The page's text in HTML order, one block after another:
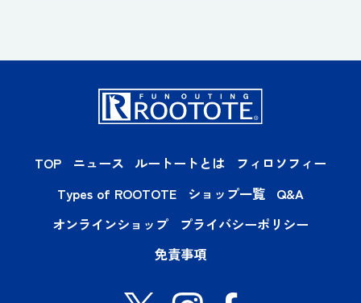
TOP ニュース ルートートとは
フィロソフィー
Types of ROOTOTE
ショップ一覧
Q&A
オンラインショップ
プライバシーポリシー
免責事項